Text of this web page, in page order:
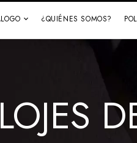
¿QUIÉNES SOMOS?